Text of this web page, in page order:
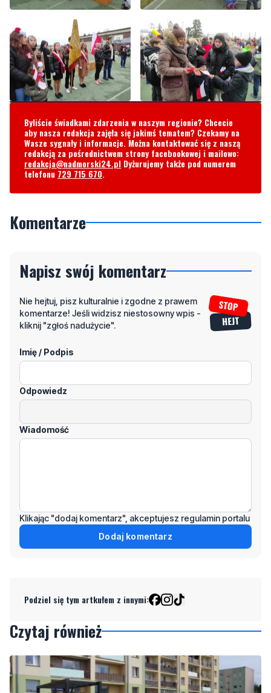
Byliście świadkami zdarzenia w naszym regionie? Chcecie
aby nasza redakcja zajęła się jakimś tematem? Czekamy na
Wasze sygnały i informacje. Można kontaktować się z naszą
redakcja@nadmorski24.plDyżurujemy także pod numerem
telefonu729 715 670.
Komentarze
Napisz swój komentarz
komentarze! Jeśli widzisz niestosowny wpis -
kliknij "zgłoś nadużycie".
Imię / Podpis
Odpowiedz
Wiadomość